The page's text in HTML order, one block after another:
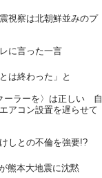
視察は北朝鮮並みのプ
に言った一言
は終わった」と
ーラーを〉は正しい 自
アコン設置を遅らせて
しとの不倫を強要!?
熊本大地震に沈黙